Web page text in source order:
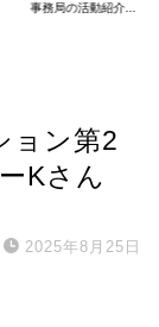
事務局の活動紹介...
ョン第2
Kさん
2025年8月25日